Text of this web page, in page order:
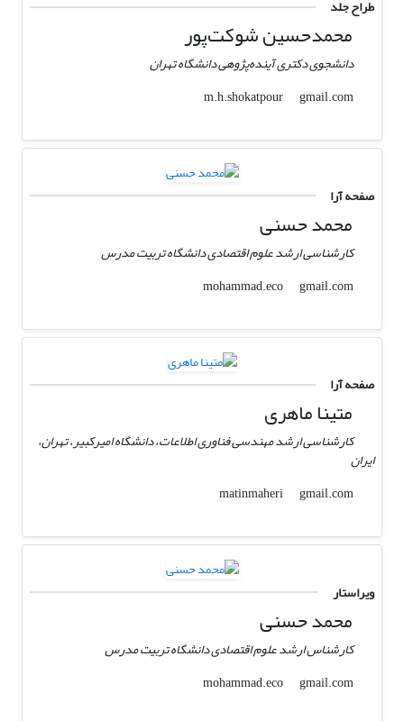
طراح جلد
محمدحسین شوکت‌پور
دانشجوی دکتری آینده‌پژوهی دانشگاه تهران
m.h.shokatpour
gmail.com
صفحه آرا
محمد حسنی
کارشناسی ارشد علوم اقتصادی دانشگاه تربیت مدرس
mohammad.eco
gmail.com
صفحه آرا
متینا ماهری
کارشناسی ارشد مهندسی فناوری اطلاعات، دانشگاه امیرکبیر، تهران،
ایران
matinmaheri
gmail.com
ویراستار
محمد حسنی
کارشناس ارشد علوم اقتصادی دانشگاه تربیت مدرس
mohammad.eco
gmail.com